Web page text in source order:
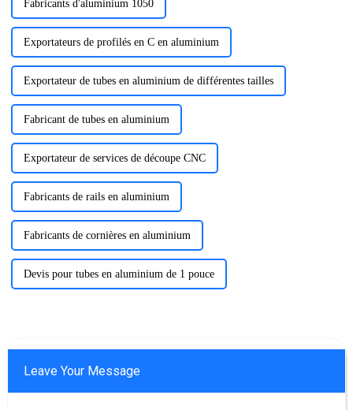
Fabricants d'aluminium 1050
Exportateurs de profilés en C en aluminium
Exportateur de tubes en aluminium de différentes tailles
Fabricant de tubes en aluminium
Exportateur de services de découpe CNC
Fabricants de rails en aluminium
Fabricants de cornières en aluminium
Devis pour tubes en aluminium de 1 pouce
Leave Your Message